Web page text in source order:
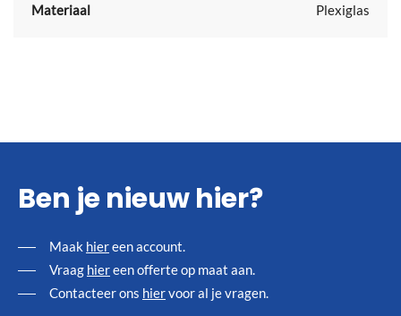
Materiaal
Plexiglas
Ben je nieuw hier?
Maak hiereen account.
Vraag hiereen offerte op maat aan.
Contacteer ons hiervoor al je vragen.